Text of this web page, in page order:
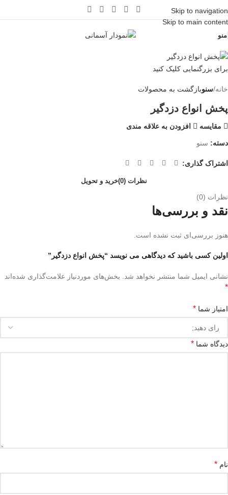
Skip to navigation
Skip to main content
منو
برای بزرگنمایی کلیک کنید
خانه سنوبازگشت به محصولات
پخش انواع دزدگیر
مقايسه افزودن به علاقه مندی
دسته: سنو
اشتراک گذاری:
نظرات (0) خرید و تحویل
نظرات (0)
نقد و بررسی‌ها
هنوز بررسی‌ای ثبت نشده است.
اولین کسی باشید که دیدگاهی می نویسد “پخش انواع دزدگیر”
نشانی ایمیل شما منتشر نخواهد شد. بخش‌های موردنیاز علامت‌گذاری شده‌اند
*
امتیاز شما *
دیدگاه شما *
نام *